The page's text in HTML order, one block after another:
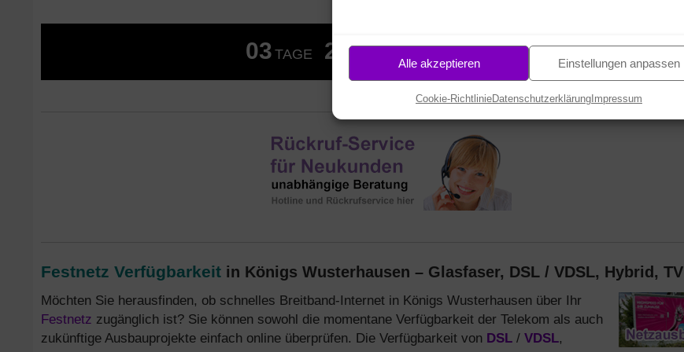
Alle akzeptieren Einstellungen anpassen
Cookie-RichtlinieDatenschutzerklärung Impressum
03 TAGE 23 33 50
Festnetz Verfügbarkeit in Königs Wusterhausen – Glasfaser, DSL / VDSL, Hybrid, TV
Möchten Sie herausfinden, ob schnelles Breitband-Internet in Königs Wusterhausen über Ihr
Festnetz zugänglich ist? Sie können sowohl die momentane Verfügbarkeit der Telekom als auch
zukünftige Ausbauprojekte einfach online überprüfen. Die Verfügbarkeit von DSL / VDSL,